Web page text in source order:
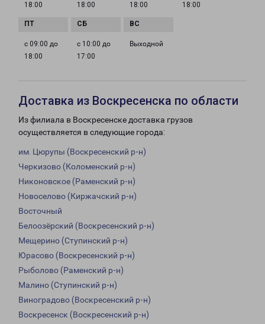
18:00
18:00
18:00
18:00
с 09:00 до
18:00
с 10:00 до
17:00
Выходной
Доставка из Воскресенска по области
Из филиала в Воскресенске доставка грузов
осуществляется в следующие города:
им. Цюрупы (Воскресенский р-н)
Черкизово (Коломенский р-н)
Никоновское (Раменский р-н)
Новоселово (Киржачский р-н)
Восточный
Белоозёрский (Воскресенский р-н)
Мещерино (Ступинский р-н)
Юрасово (Воскресенский р-н)
Рыболово (Раменский р-н)
Малино (Ступинский р-н)
Виноградово (Воскресенский р-н)
Воскресенск (Воскресенский р-н)